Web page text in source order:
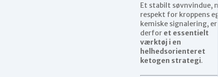
Et stabilt søvnvindue,
respekt for kroppens
kemiske signalering, er
derfor et essentielt
værktøj i en
helhedsorienteret
ketogen strategi.